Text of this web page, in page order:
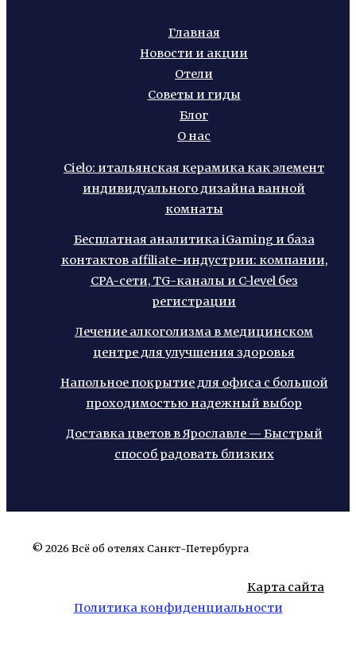
Главная
Новости и акции
Отели
Советы и гиды
Блог
О нас
Cielo: итальянская керамика как элемент
индивидуального дизайна ванной
комнаты
Бесплатная аналитика iGaming и база
контактов affiliate-индустрии: компании,
CPA-сети, TG-каналы и C-level без
регистрации
Лечение алкоголизма в медицинском
центре для улучшения здоровья
Напольное покрытие для офиса с большой
проходимостью надежный выбор
Доставка цветов в Ярославле — Быстрый
способ радовать близких
© 2026 Всё об отелях Санкт-Петербурга
Карта сайта
Политика конфиденциальности